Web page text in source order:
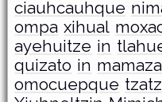
ciauhcauhque
ompa xihual
ayehuitze in
quizato in mamaza
omocuepque